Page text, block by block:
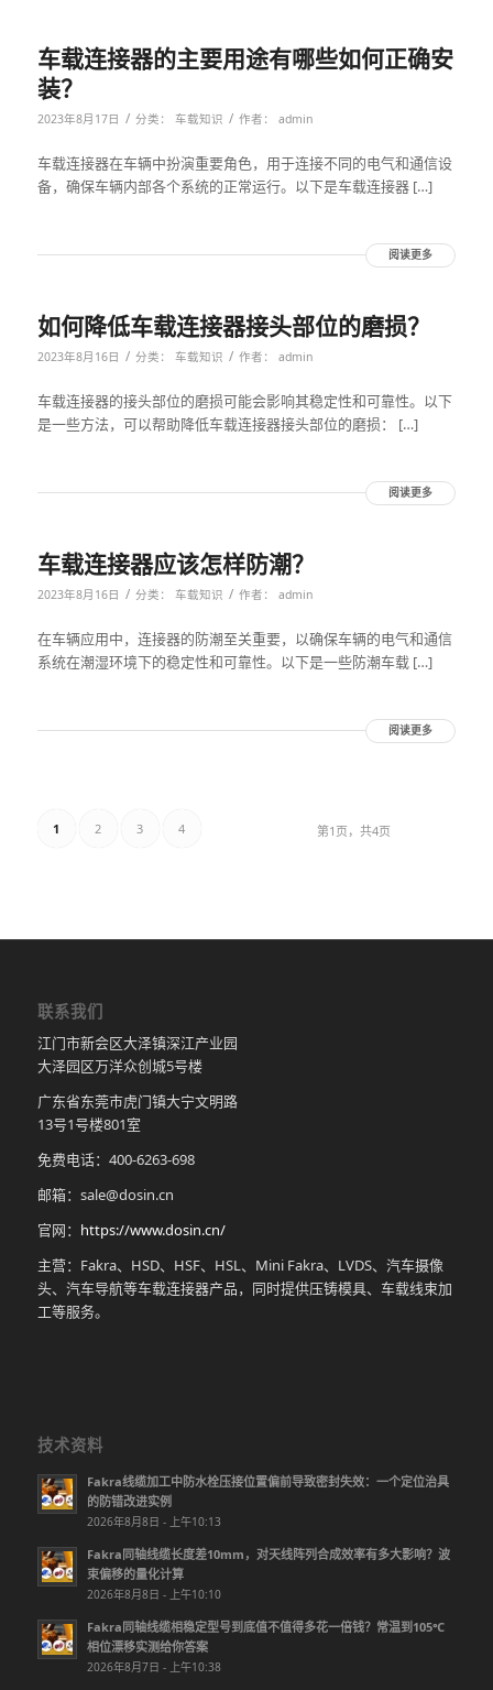
车载连接器的主要用途有哪些如何正确安
装？
2023年8月17日 / 分类： 车载知识 / 作者： admin
车载连接器在车辆中扮演重要角色，用于连接不同的电气和通信设
备，确保车辆内部各个系统的正常运行。以下是车载连接器 […]
阅读更多
如何降低车载连接器接头部位的磨损？
2023年8月16日 / 分类： 车载知识 / 作者： admin
车载连接器的接头部位的磨损可能会影响其稳定性和可靠性。以下
是一些方法，可以帮助降低车载连接器接头部位的磨损： […]
阅读更多
车载连接器应该怎样防潮？
2023年8月16日 / 分类： 车载知识 / 作者： admin
在车辆应用中，连接器的防潮至关重要，以确保车辆的电气和通信
系统在潮湿环境下的稳定性和可靠性。以下是一些防潮车载 […]
阅读更多
第1页，共4页
1 2 3 4
联系我们
江门市新会区大泽镇深江产业园
大泽园区万洋众创城5号楼
广东省东莞市虎门镇大宁文明路
13号1号楼801室
免费电话：400-6263-698
邮箱：sale@dosin.cn
官网： https://www.dosin.cn/
主营：Fakra、HSD、HSF、HSL、Mini Fakra、LVDS、汽车摄像
头、汽车导航等车载连接器产品，同时提供压铸模具、车载线束加
工等服务。
技术资料
Fakra线缆加工中防水栓压接位置偏前导致密封失效：一个定位治具
的防错改进实例
2026年8月8日 - 上午10:13
Fakra同轴线缆长度差10mm，对天线阵列合成效率有多大影响？波
束偏移的量化计算
2026年8月8日 - 上午10:10
Fakra同轴线缆相稳定型号到底值不值得多花一倍钱？常温到105℃
相位漂移实测给你答案
2026年8月7日 - 上午10:38